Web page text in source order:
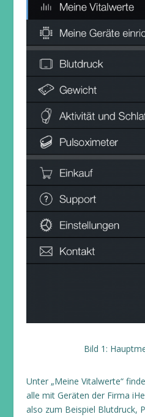
Bild 1:
Unter „Meine Vitalwerte“
alle mit Geräten der Firma
also zum Beispiel Blutdruck,